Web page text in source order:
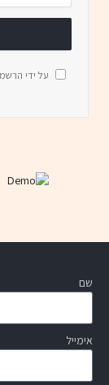
על ידי
שם
אימייל